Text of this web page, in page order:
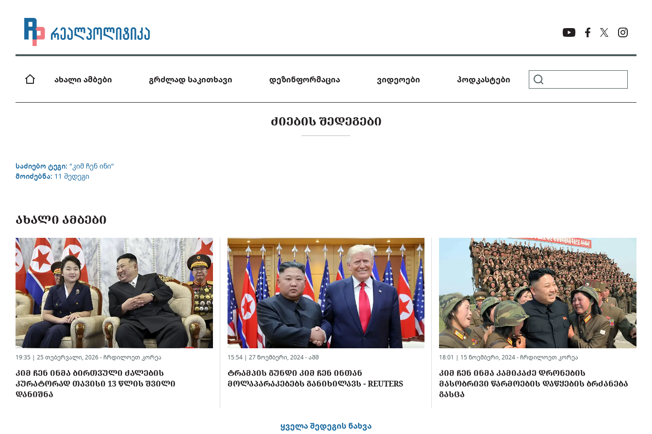
ახალი ამბები გრძლად საკითხავი დეზინფორმაცია ვიდეოები პოდკასტები
ᲫᲘᲔᲑᲘᲡ ᲨᲔᲓᲔᲒᲔᲑᲘ
საძიებო ტეგი: "კიმ ჩენ ინი"
მოიძებნა: 11 შედეგი
ᲐᲮᲐᲚᲘ ᲐᲛᲑᲔᲑᲘ
19:35 | 25 თებერვალი, 2026 - ჩრდილოეთ კორეა
ᲙᲘᲛ ᲩᲔᲜ ᲘᲜᲛᲐ ᲑᲘᲠᲗᲕᲣᲚᲘ ᲫᲐᲚᲔᲑᲘᲡ
ᲙᲣᲠᲐᲢᲝᲠᲐᲓ ᲗᲐᲕᲘᲡᲘ 13 ᲬᲚᲘᲡ ᲨᲕᲘᲚᲘ
ᲓᲐᲜᲘᲨᲜᲐ
15:54 | 27 ნოემბერი, 2024 - აშშ
ᲢᲠᲐᲛᲞᲘᲡ ᲒᲣᲜᲓᲘ ᲙᲘᲛ ᲩᲔᲜ ᲘᲜᲗᲐᲜ
ᲛᲝᲚᲐᲞᲐᲠᲐᲙᲔᲑᲔᲑᲡ ᲒᲐᲜᲘᲮᲘᲚᲐᲕᲡ - REUTERS
18:01 | 15 ნოემბერი, 2024 - ჩრდილოეთ კორეა
ᲙᲘᲛ ᲩᲔᲜ ᲘᲜᲛᲐ ᲙᲐᲛᲘᲙᲐᲫᲔ ᲓᲠᲝᲜᲔᲑᲘᲡ
ᲛᲐᲡᲝᲑᲠᲘᲕᲘ ᲬᲐᲠᲛᲝᲔᲑᲘᲡ ᲓᲐᲬᲧᲔᲑᲘᲡ ᲑᲠᲫᲐᲜᲔᲑᲐ
ᲒᲐᲡᲪᲐ
ყველა შედეგის ნახვა